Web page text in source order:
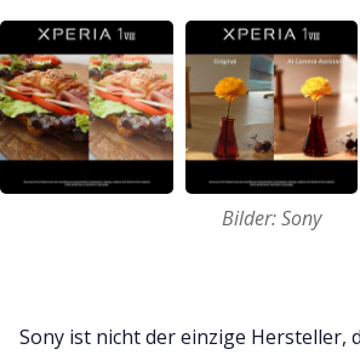
Bilder: Sony
Sony ist nicht der einzige Hersteller,